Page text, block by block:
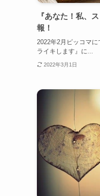
『あなた！私、
報！
2022年2月ピッコマ
ライキします』に...
2022年3月1日